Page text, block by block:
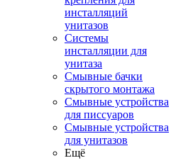
инсталляций
унитазов
Системы
инсталляции для
унитаза
Смывные бачки
скрытого монтажа
Смывные устройства
для писсуаров
Смывные устройства
для унитазов
Ещё